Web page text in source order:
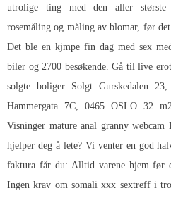
utrolige ting med den aller største
rosemåling og måling av blomar, før
Det ble en kjmpe fin dag med sex
biler og 2700 besøkende. Gå til live
solgte boliger Solgt Gurskedalen
Hammergata 7C, 0465 OSLO 32
Visninger mature anal granny
hjelper deg å lete? Vi venter en god
faktura får du: Alltid varene hjem før
Ingen krav om somali xxx sextreff i